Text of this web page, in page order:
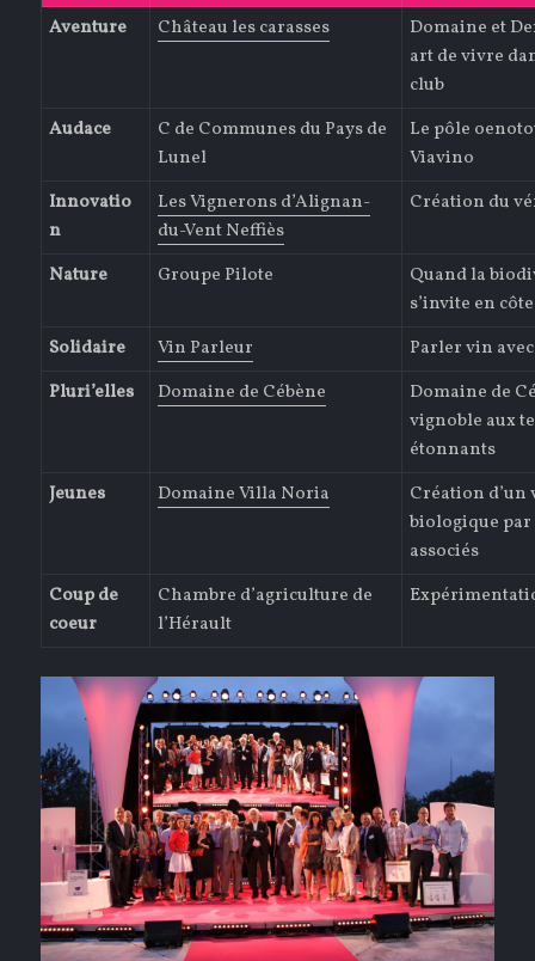
Aventure
Château les carasses
Domaine et
art de vivre
club
Audace
C de Communes du Pays de
Lunel
Le pôle
Viavino
Innovatio
n
Les Vignerons d’Alignan-
du-Vent Neffiès
Création du
Nature Groupe Pilote
Quand la
s’invite en
Solidaire
Vin Parleur
Parler vin
Pluri’elles
Domaine de Cébène
Domaine de
vignoble aux
étonnants
Jeunes
Domaine Villa Noria
Création d’un
biologique par
associés
Coup de
coeur
Chambre d’agriculture de
l’Hérault